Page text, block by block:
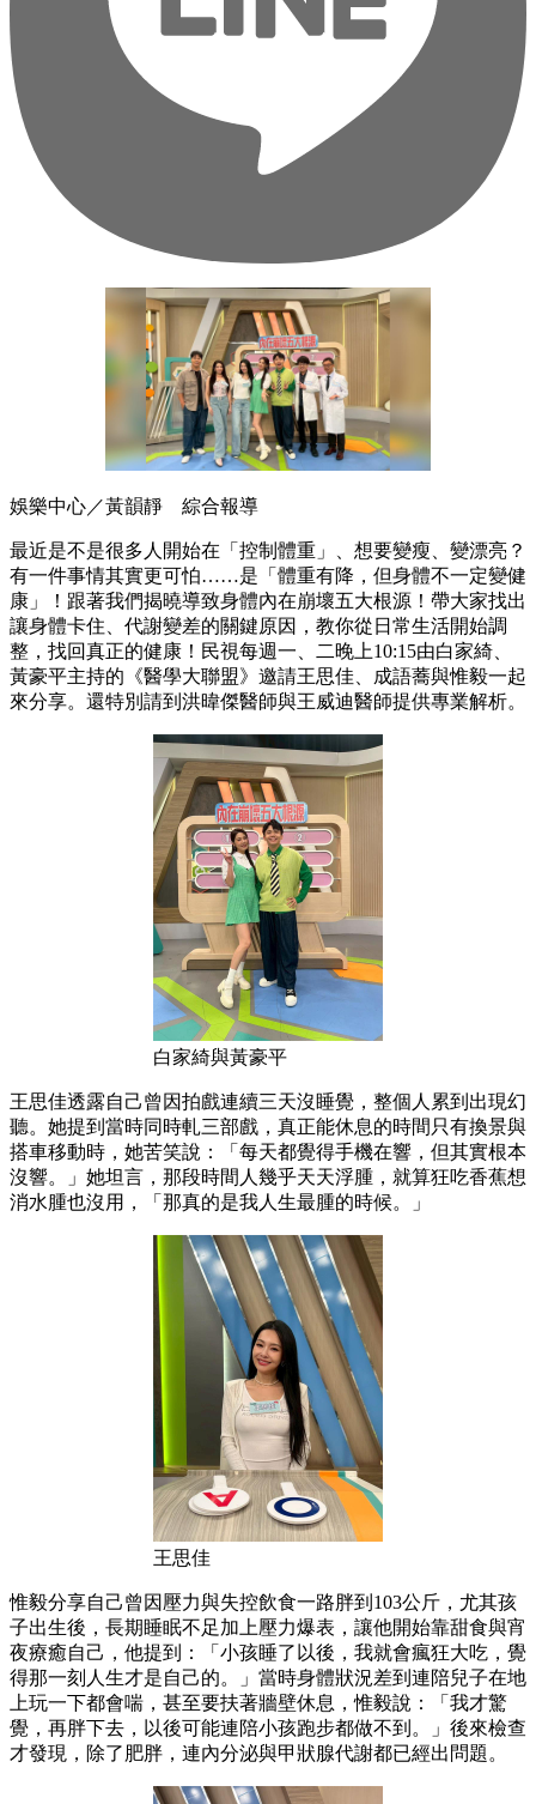
娛樂中心／黃韻靜 綜合報導
最近是不是很多人開始在「控制體重」、想要變瘦、變漂亮？
有一件事情其實更可怕……是「體重有降，但身體不一定變健
康」！跟著我們揭曉導致身體內在崩壞五大根源！帶大家找出
讓身體卡住、代謝變差的關鍵原因，教你從日常生活開始調
整，找回真正的健康！民視每週一、二晚上10:15由白家綺、
黃豪平主持的《醫學大聯盟》邀請王思佳、成語蕎與惟毅一起
來分享。還特別請到洪暐傑醫師與王威迪醫師提供專業解析。
白家綺與黃豪平
王思佳透露自己曾因拍戲連續三天沒睡覺，整個人累到出現幻
聽。她提到當時同時軋三部戲，真正能休息的時間只有換景與
搭車移動時，她苦笑說：「每天都覺得手機在響，但其實根本
沒響。」她坦言，那段時間人幾乎天天浮腫，就算狂吃香蕉想
消水腫也沒用，「那真的是我人生最腫的時候。」
王思佳
惟毅分享自己曾因壓力與失控飲食一路胖到103公斤，尤其孩
子出生後，長期睡眠不足加上壓力爆表，讓他開始靠甜食與宵
夜療癒自己，他提到：「小孩睡了以後，我就會瘋狂大吃，覺
得那一刻人生才是自己的。」當時身體狀況差到連陪兒子在地
上玩一下都會喘，甚至要扶著牆壁休息，惟毅說：「我才驚
覺，再胖下去，以後可能連陪小孩跑步都做不到。」後來檢查
才發現，除了肥胖，連內分泌與甲狀腺代謝都已經出問題。